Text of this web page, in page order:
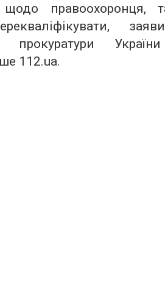
щодо правоохоронця,
прокуратури
112.ua.